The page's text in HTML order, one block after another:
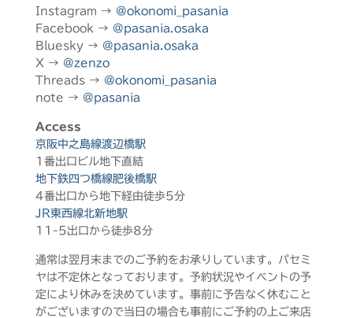
Instagram → @okonomi_pasania
Facebook → @pasania.osaka
Bluesky → @pasania.osaka
X → @zenzo
Threads → @okonomi_pasania
note → @pasania
Access
京阪中之島線渡辺橋駅
1番出口ビル地下直結
地下鉄四つ橋線肥後橋駅
4番出口から地下経由徒歩5分
JR東西線北新地駅
11-5出口から徒歩8分
通常は翌月末までのご予約をお承りしています。パセミ
ヤは不定休となっております。予約状況やイベントの予
定により休みを決めています。事前に予告なく休むこと
がございますので当日の場合も事前にご予約の上ご来店